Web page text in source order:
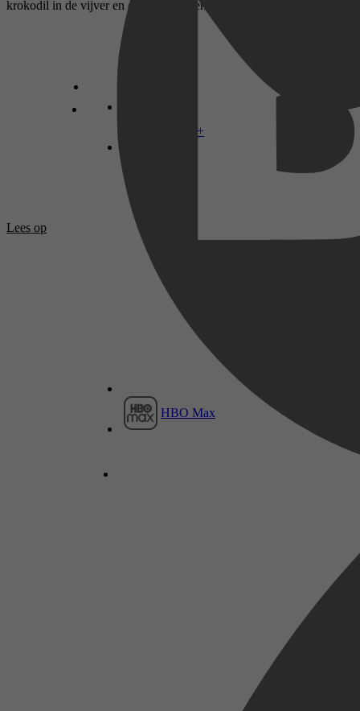
Disney+
HBO Max
krokodil in de vijver en een spinnenverzameling, of niet?
Lees op